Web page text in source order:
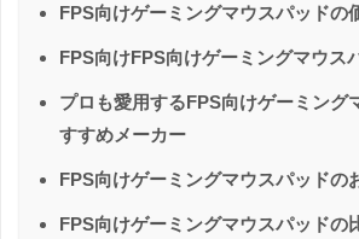
FPS向けゲーミングマウスパッドの
FPS向けFPS向けゲーミングマウス
プロも愛用するFPS向けゲーミング
すすめメーカー
FPS向けゲーミングマウスパッドの
FPS向けゲーミングマウスパッドの